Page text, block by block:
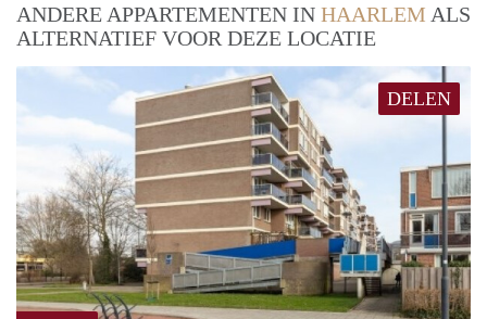
ANDERE APPARTEMENTEN IN HAARLEM ALS
ALTERNATIEF VOOR DEZE LOCATIE
DELEN